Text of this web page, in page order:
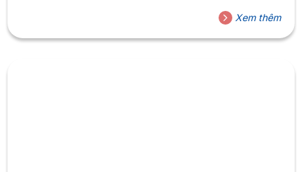
chính mình. Đây không chỉ là một cuộc thi sáng tác, mà
còn là không gian kết nối ý nghĩa dành cho giảng viên,
nhân viên,...
Xem thêm